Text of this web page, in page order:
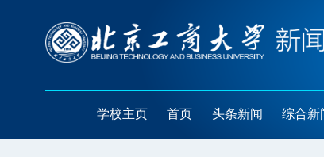
学校主页 首页 头条新闻 综合新